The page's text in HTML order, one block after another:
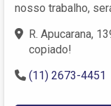
nosso trabalho,
R. Apucarana,
copiado!
(11) 2673-4451